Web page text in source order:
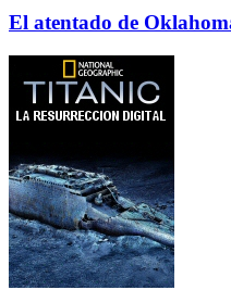
El atentado de